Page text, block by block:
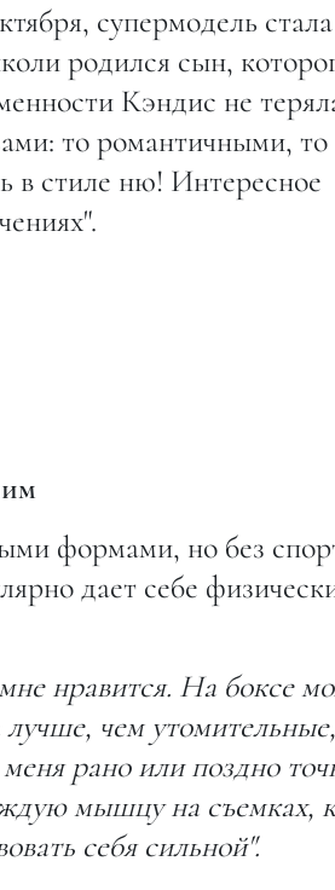
супермодель стала
родился сын,
Кэндис не
то романтичными, то
в стиле ню! Интересное
формами, но без
дает себе
нравится. На боксе
лучше, чем утомительные,
рано или поздно
мышцу на съемках,
себя сильной".